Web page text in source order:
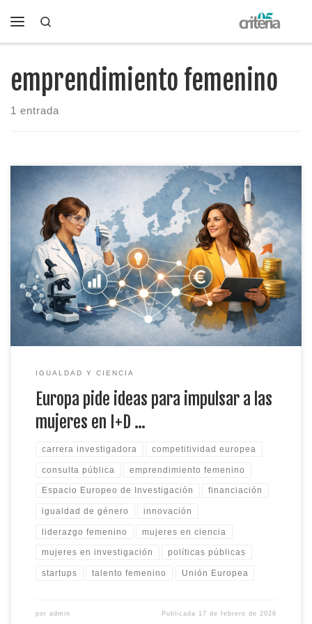
Saltar al contenido
emprendimiento femenino
1 entrada
Hay noticias que suenan a “trámite” y luego, si te paras un
segundo, te das cuenta de que pueden mover cosas
importantes. Esta es una de esas. La Comisión Europea ha
abierto una consulta (call for evidence) para diseñar el primer
Plan de Acción de la UE para Mujeres en […]
IGUALDAD Y CIENCIA
Europa pide ideas para impulsar a las
mujeres en I+D …
carrera investigadora competitividad europea
consulta pública emprendimiento femenino
Espacio Europeo de Investigación financiación
igualdad de género innovación
liderazgo femenino mujeres en ciencia
mujeres en investigación políticas públicas
startups talento femenino Unión Europea
por admin Publicada 17 de febrero de 2026